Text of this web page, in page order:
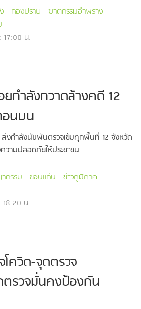
กองปราบ
ฆาตกรรมอำพราง
17:00 น.
กำลังกวาดล้างคดี 12
นบน
งกำลังนับพันตรวจเข้มทุกพื้นที่ 12 จังหวัด
ามปลอดภัยให้ประชาชน
กรรม ขอนแก่น
ข่าวภูมิภาค
น.
ควิด-จุดตรวจ
ตรวจมั่นคงป้องกัน